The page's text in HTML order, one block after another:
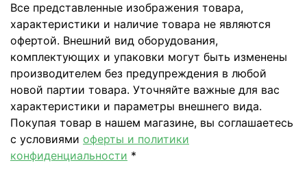
Все представленные изображения товара,
характеристики и наличие товара не являются
офертой. Внешний вид оборудования,
комплектующих и упаковки могут быть изменены
производителем без предупреждения в любой
новой партии товара. Уточняйте важные для вас
характеристики и параметры внешнего вида.
Покупая товар в нашем магазине, вы соглашаетесь
с условиями оферты и политики
конфиденциальности *